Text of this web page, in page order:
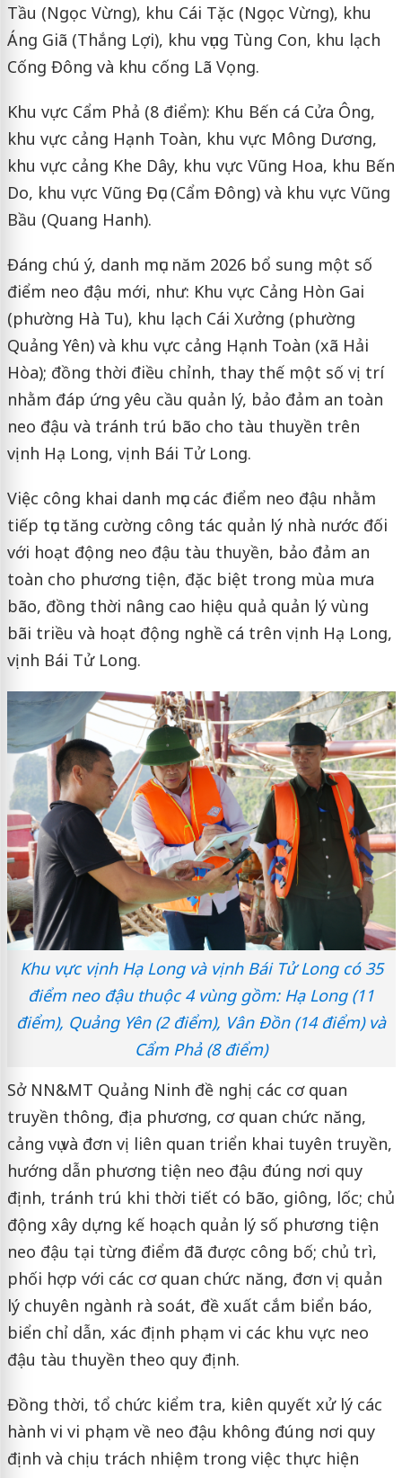
Tầu (Ngọc Vừng), khu Cái Tặc (Ngọc Vừng), khu
Áng Giã (Thắng Lợi), khu vụng Tùng Con, khu lạch
Cống Đông và khu cống Lã Vọng.
Khu vực Cẩm Phả (8 điểm): Khu Bến cá Cửa Ông,
khu vực cảng Hạnh Toàn, khu vực Mông Dương,
khu vực cảng Khe Dây, khu vực Vũng Hoa, khu Bến
Do, khu vực Vũng Đục (Cẩm Đông) và khu vực Vũng
Bầu (Quang Hanh).
Đáng chú ý, danh mục năm 2026 bổ sung một số
điểm neo đậu mới, như: Khu vực Cảng Hòn Gai
(phường Hà Tu), khu lạch Cái Xưởng (phường
Quảng Yên) và khu vực cảng Hạnh Toàn (xã Hải
Hòa); đồng thời điều chỉnh, thay thế một số vị trí
nhằm đáp ứng yêu cầu quản lý, bảo đảm an toàn
neo đậu và tránh trú bão cho tàu thuyền trên
vịnh Hạ Long, vịnh Bái Tử Long.
Việc công khai danh mục các điểm neo đậu nhằm
tiếp tục tăng cường công tác quản lý nhà nước đối
với hoạt động neo đậu tàu thuyền, bảo đảm an
toàn cho phương tiện, đặc biệt trong mùa mưa
bão, đồng thời nâng cao hiệu quả quản lý vùng
bãi triều và hoạt động nghề cá trên vịnh Hạ Long,
vịnh Bái Tử Long.
Khu vực vịnh Hạ Long và vịnh Bái Tử Long có 35
điểm neo đậu thuộc 4 vùng gồm: Hạ Long (11
điểm), Quảng Yên (2 điểm), Vân Đồn (14 điểm) và
Cẩm Phả (8 điểm)
Sở NN&MT Quảng Ninh đề nghị các cơ quan
truyền thông, địa phương, cơ quan chức năng,
cảng vụ và đơn vị liên quan triển khai tuyên truyền,
hướng dẫn phương tiện neo đậu đúng nơi quy
định, tránh trú khi thời tiết có bão, giông, lốc; chủ
động xây dựng kế hoạch quản lý số phương tiện
neo đậu tại từng điểm đã được công bố; chủ trì,
phối hợp với các cơ quan chức năng, đơn vị quản
lý chuyên ngành rà soát, đề xuất cắm biển báo,
biển chỉ dẫn, xác định phạm vi các khu vực neo
đậu tàu thuyền theo quy định.
Đồng thời, tổ chức kiểm tra, kiên quyết xử lý các
hành vi vi phạm về neo đậu không đúng nơi quy
định và chịu trách nhiệm trong việc thực hiện